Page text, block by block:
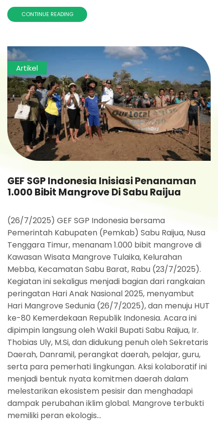
CONTINUE READING
Artikel
GEF SGP Indonesia Inisiasi Penanaman
1.000 Bibit Mangrove Di Sabu Raijua
(26/7/2025) GEF SGP Indonesia bersama
Pemerintah Kabupaten (Pemkab) Sabu Raijua, Nusa
Tenggara Timur, menanam 1.000 bibit mangrove di
Kawasan Wisata Mangrove Tulaika, Kelurahan
Mebba, Kecamatan Sabu Barat, Rabu (23/7/2025).
Kegiatan ini sekaligus menjadi bagian dari rangkaian
peringatan Hari Anak Nasional 2025, menyambut
Hari Mangrove Sedunia (26/7/2025), dan menuju HUT
ke-80 Kemerdekaan Republik Indonesia. Acara ini
dipimpin langsung oleh Wakil Bupati Sabu Raijua, Ir.
Thobias Uly, M.Si, dan didukung penuh oleh Sekretaris
Daerah, Danramil, perangkat daerah, pelajar, guru,
serta para pemerhati lingkungan. Aksi kolaboratif ini
menjadi bentuk nyata komitmen daerah dalam
melestarikan ekosistem pesisir dan menghadapi
dampak perubahan iklim global. Mangrove terbukti
memiliki peran ekologis...